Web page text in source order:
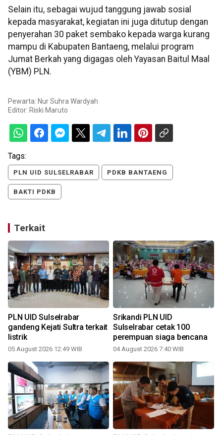
Selain itu, sebagai wujud tanggung jawab sosial
kepada masyarakat, kegiatan ini juga ditutup dengan
penyerahan 30 paket sembako kepada warga kurang
mampu di Kabupaten Bantaeng, melalui program
Jumat Berkah yang digagas oleh Yayasan Baitul Maal
(YBM) PLN.
Pewarta: Nur Suhra Wardyah
Editor: Riski Maruto
Tags:
PLN UID SULSELRABAR PDKB BANTAENG
BAKTI PDKB
Terkait
PLN UID Sulselrabar
gandeng Kejati Sultra terkait
listrik
05 August 2026 12:49 WIB
Srikandi PLN UID
Sulselrabar cetak 100
perempuan siaga bencana
04 August 2026 7:40 WIB